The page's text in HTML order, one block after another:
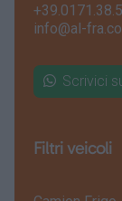
info@al-
Scrivici
Filtri veicoli